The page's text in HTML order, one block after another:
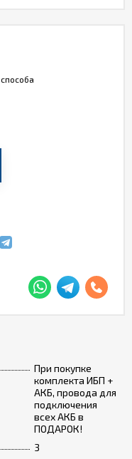
При покупке
комплекта ИБП +
АКБ, провода для
подключения
всех АКБ в
ПОДАРОК!
3